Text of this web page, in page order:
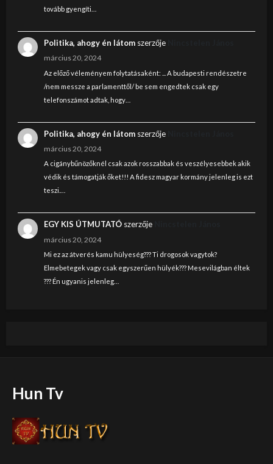
tovább gyengíti…
Politika, ahogy én látomszerzője
március 20, 2024
Az előző véleményem folytatásaként: ... A budapesti rendészetre
/nem messze a parlamenttől/ be sem engedtek csak egy
telefonszámot adtak, hogy…
Politika, ahogy én látomszerzője
március 20, 2024
A cigánybűnözőknél csak azok rosszabbak és veszélyesebbek akik
védik és támogatják őket!!! A fidesz magyar kormány jelenleg is ezt
teszi.…
EGY KIS ÚTMUTATÓszerzője
március 20, 2024
Mi ez az átverés kamu hülyeség??? Ti drogosok vagytok?
Elmebetegek vagy csak egyszerűen hülyék??? Mesevilágban éltek
??? Én ugyanis jelenleg…
Hun Tv